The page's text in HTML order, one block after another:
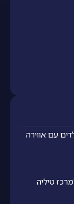
עם אווירה
טיליה